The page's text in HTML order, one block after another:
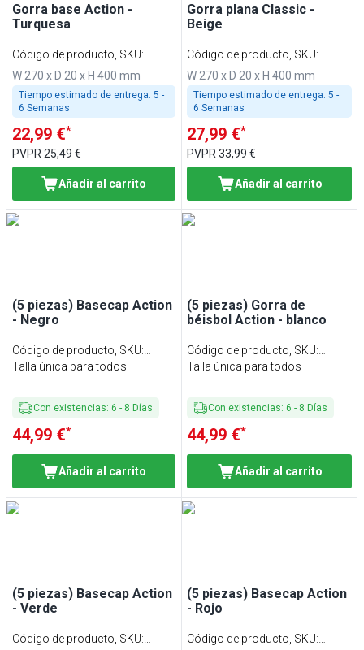
Gorra base Action -
Turquesa
Código de producto, SKU:
BCATK
W 270 x D 20 x H 400 mm
Tiempo estimado de entrega: 5 -
6 Semanas
22,99 €*
PVPR 25,49 €
Añadir al carrito
Gorra plana Classic -
Beige
Código de producto, SKU:
FCCBK
W 270 x D 20 x H 400 mm
Tiempo estimado de entrega: 5 -
6 Semanas
27,99 €*
PVPR33,99 €
Añadir al carrito
(5 piezas) Basecap Action
- Negro
Código de producto, SKU:
BCAK23S#SET5
Talla única para todos
Con existencias: 6 - 8 Días
44,99 €*
Añadir al carrito
(5 piezas) Gorra de
béisbol Action - blanco
Código de producto, SKU:
BCAK23W#SET5
Talla única para todos
Con existencias: 6 - 8 Días
44,99 €*
Añadir al carrito
(5 piezas) Basecap Action
- Verde
Código de producto, SKU:
(5 piezas) Basecap Action
- Rojo
Código de producto, SKU: